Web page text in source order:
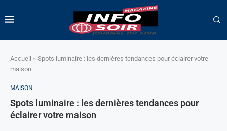
Accueil » Spots luminaire : les dernières tendances pour éclairer votre
maison
MAISON
Spots luminaire : les dernières tendances pour
éclairer votre maison